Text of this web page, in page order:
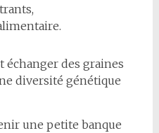
échanger des graines
diversité génétique
une petite banque